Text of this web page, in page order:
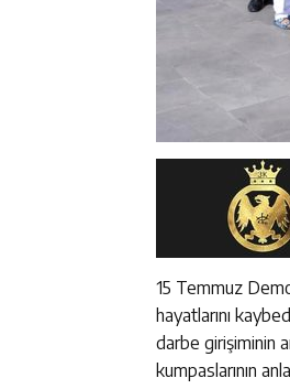
15 Temmuz
hayatlarını
darbe girişiminin
kumpaslarının